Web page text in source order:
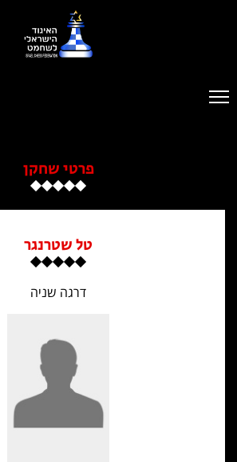
פרטי שחקן
טל שטרנגר
דרגה שניה